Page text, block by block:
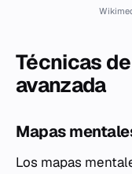
Técnicas
avanzada
Mapas
Los mapas